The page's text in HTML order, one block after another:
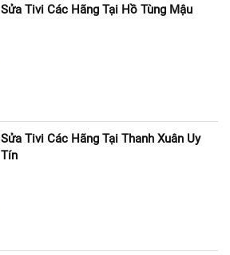
Sửa Tivi Các Hãng Tại Hồ Tùng Mậu
Sửa Tivi Các Hãng Tại Thanh Xuân Uy
Tín